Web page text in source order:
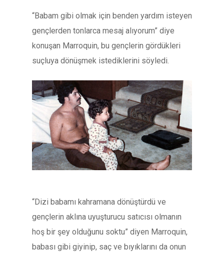
“Babam gibi olmak için benden yardım isteyen
gençlerden tonlarca mesaj alıyorum” diye
konuşan Marroquin, bu gençlerin gördükleri
suçluya dönüşmek istediklerini söyledi.
“Dizi babamı kahramana dönüştürdü ve
gençlerin aklına uyuşturucu satıcısı olmanın
hoş bir şey olduğunu soktu” diyen Marroquin,
babası gibi giyinip, saç ve bıyıklarını da onun